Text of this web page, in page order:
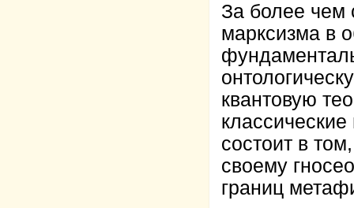
За более чем
марксизма в
квантовую
состоит в
своему
границ